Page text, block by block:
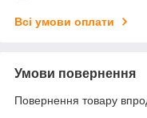
Всі умови оплати
Умови повернення
Повернення товару